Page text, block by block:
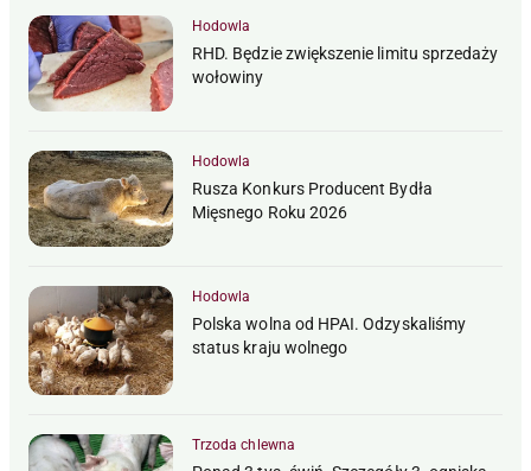
Hodowla
RHD. Będzie zwiększenie limitu sprzedaży
wołowiny
Hodowla
Rusza Konkurs Producent Bydła
Mięsnego Roku 2026
Hodowla
Polska wolna od HPAI. Odzyskaliśmy
status kraju wolnego
Trzoda chlewna